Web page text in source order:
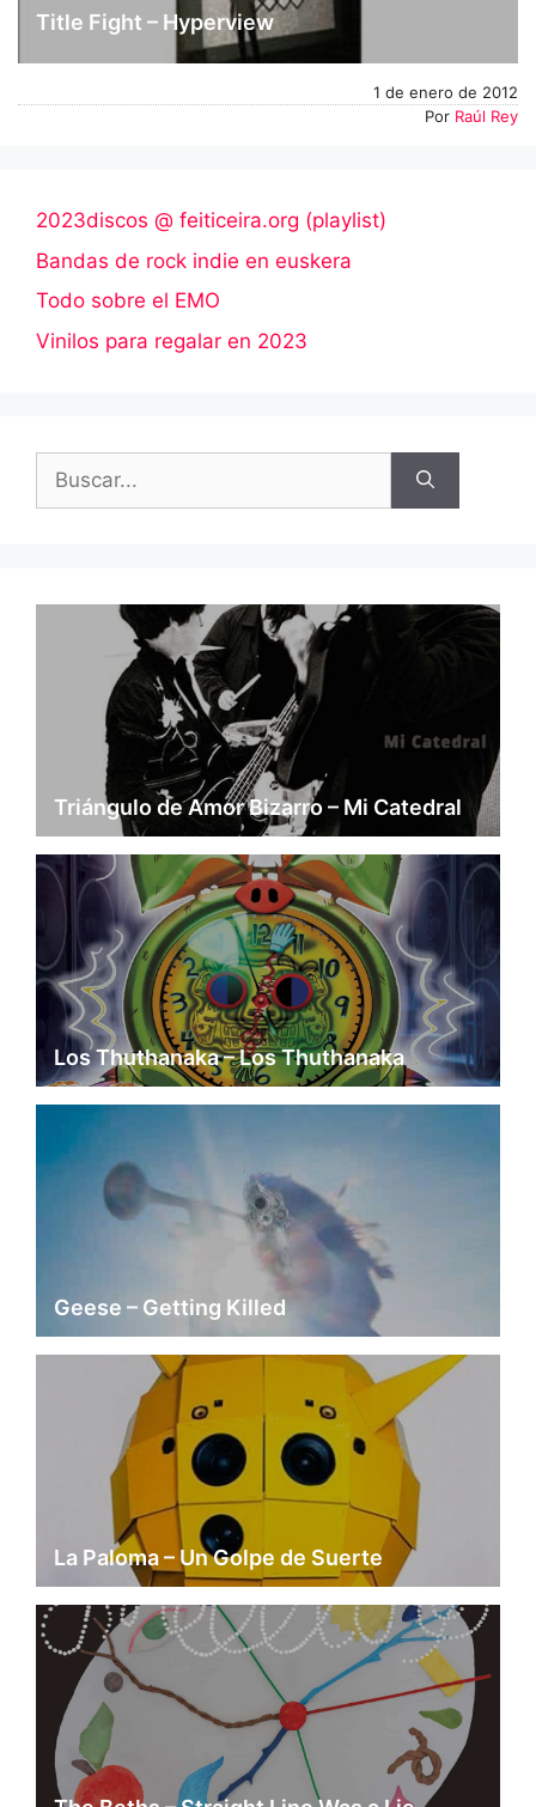
Title Fight – Hyperview
1 de enero de 2012
Por Raúl Rey
2023discos @ feiticeira.org (playlist)
Bandas de rock indie en euskera
Todo sobre el EMO
Vinilos para regalar en 2023
Triángulo de Amor Bizarro – Mi Catedral
Los Thuthanaka – Los Thuthanaka
Geese – Getting Killed
La Paloma – Un Golpe de Suerte